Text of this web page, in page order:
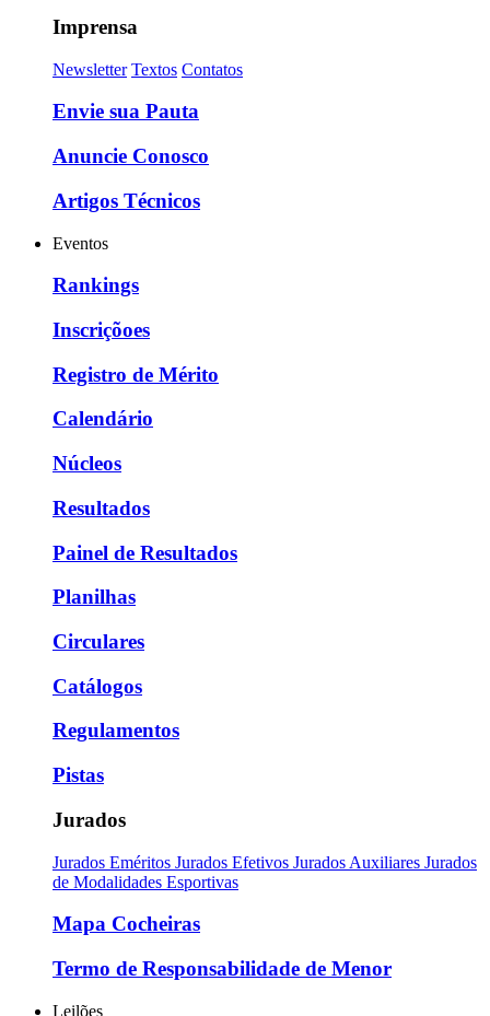
Imprensa
Newsletter Textos Contatos
Envie sua Pauta
Anuncie Conosco
Artigos Técnicos
Eventos
Rankings
Inscriçõoes
Registro de Mérito
Calendário
Núcleos
Resultados
Painel de Resultados
Planilhas
Circulares
Catálogos
Regulamentos
Pistas
Jurados
Jurados Eméritos Jurados Efetivos Jurados Auxiliares Jurados
de Modalidades Esportivas
Mapa Cocheiras
Termo de Responsabilidade de Menor
Leilões